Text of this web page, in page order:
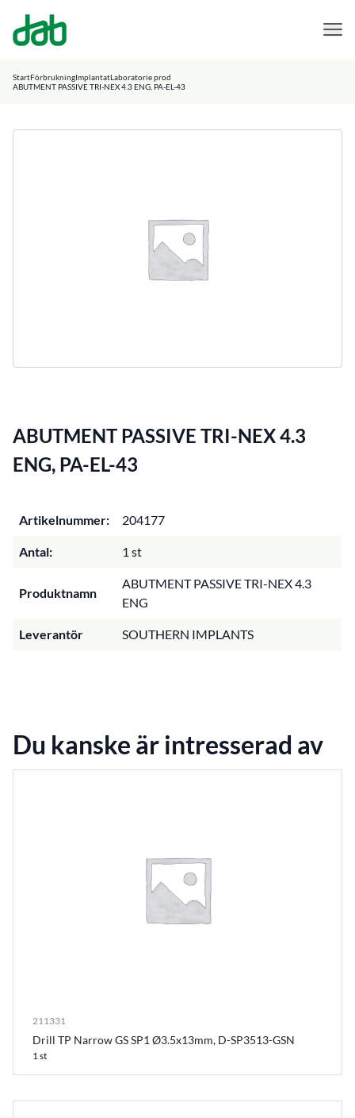
DAB Dental
StartFörbrukningImplantatLaboratorie prod
ABUTMENT PASSIVE TRI-NEX 4.3 ENG, PA-EL-43
ABUTMENT PASSIVE TRI-NEX 4.3
ENG, PA-EL-43
Artikelnummer: 204177
Antal: 1 st
Produktnamn
ABUTMENT PASSIVE TRI-NEX 4.3
ENG
Leverantör SOUTHERN IMPLANTS
Du kanske är intresserad av
211331
Drill TP Narrow GS SP1 Ø3.5x13mm, D-SP3513-GSN
1 st